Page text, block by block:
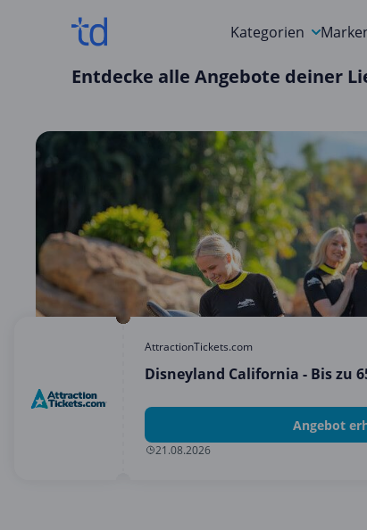
Kategorien
Auto, Motorrad &
Bücher &
Computer &
Entertainment &
Essen & Trinken
Foto, Druck & Büro
Entdecke alle Angebote deiner
AttractionTickets.com
Disneyland California - Bis zu
Angebot
21.08.2026